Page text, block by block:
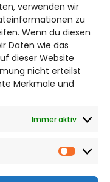
verwenden wir
zu
Wenn du diesen
Daten wie das
dieser Website
nicht erteilst
Merkmale und
Immer aktiv